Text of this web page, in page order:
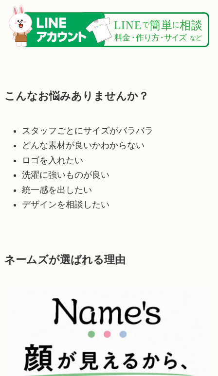
こんなお悩みありませんか？
スタッフごとにサイズがバラバラ
どんな素材が良いかわからない
ロゴを入れたい
洗濯に強いものが良い
統一感を出したい
デザインを相談したい
ネームズが選ばれる理由